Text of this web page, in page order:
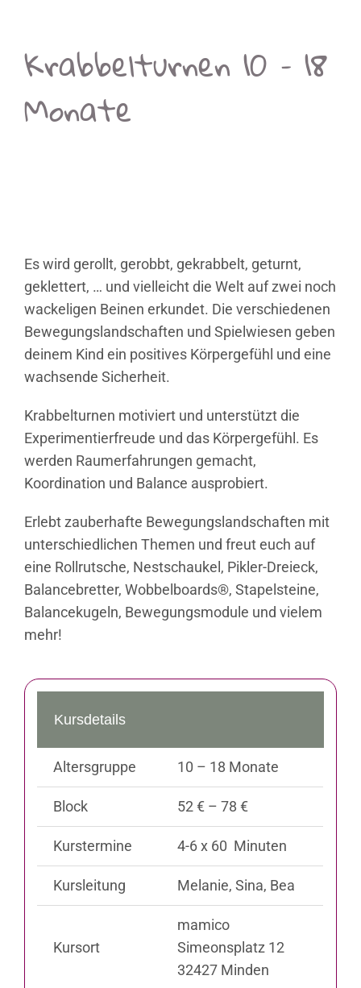
Krabbelturnen 10 – 18
Monate
Es wird gerollt, gerobbt, gekrabbelt, geturnt,
geklettert, … und vielleicht die Welt auf zwei noch
wackeligen Beinen erkundet. Die verschiedenen
Bewegungslandschaften und Spielwiesen geben
deinem Kind ein positives Körpergefühl und eine
wachsende Sicherheit.
Krabbelturnen motiviert und unterstützt die
Experimentierfreude und das Körpergefühl. Es
werden Raumerfahrungen gemacht,
Koordination und Balance ausprobiert.
Erlebt zauberhafte Bewegungslandschaften mit
unterschiedlichen Themen und freut euch auf
eine Rollrutsche, Nestschaukel, Pikler-Dreieck,
Balancebretter, Wobbelboards®, Stapelsteine,
Balancekugeln, Bewegungsmodule und vielem
mehr!
Kursdetails
Altersgruppe 10 – 18 Monate
Block 52 € – 78 €
Kurstermine 4-6 x 60 Minuten
Kursleitung Melanie, Sina, Bea
Kursort
mamico
Simeonsplatz 12
32427 Minden